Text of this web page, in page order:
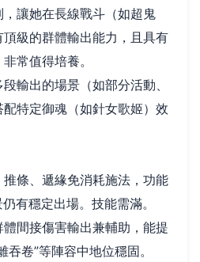
，讓她在長線戰斗（如超鬼
級的群體輸出能力，且具有
常值得培養。
段輸出的場景（如部分活動、
特定御魂（如針女歌姬）效
推條、遞緣免消耗施法，功能
有穩定出場。技能需滿。
體間接傷害輸出兼輔助，能提
卷”等陣容中地位穩固。